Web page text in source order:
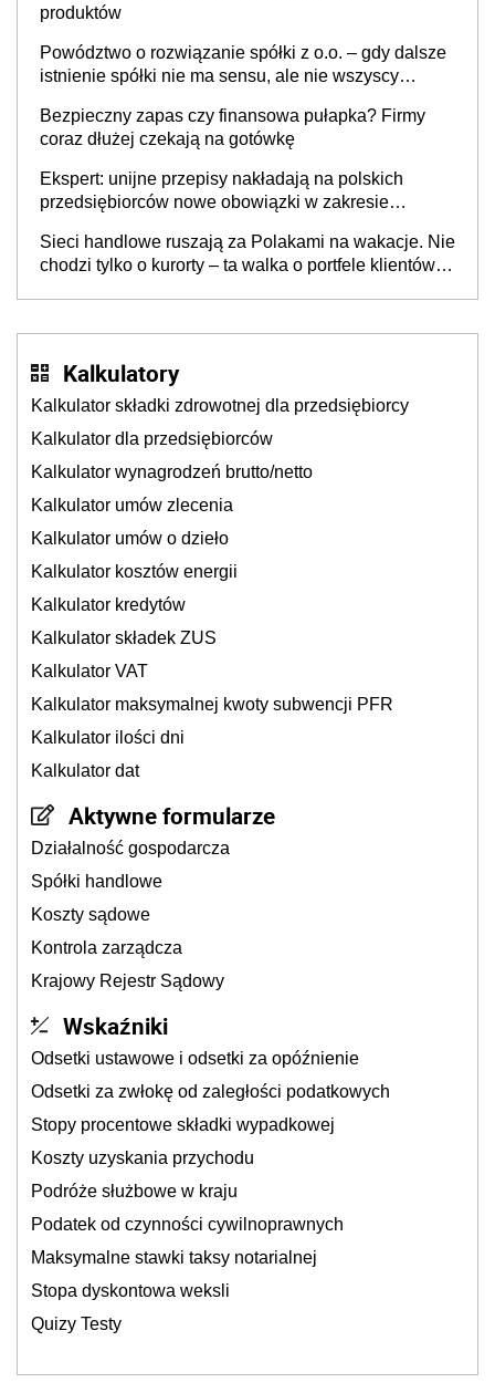
produktów
Powództwo o rozwiązanie spółki z o.o. – gdy dalsze
istnienie spółki nie ma sensu, ale nie wszyscy
Bezpieczny zapas czy finansowa pułapka? Firmy
coraz dłużej czekają na gotówkę
Ekspert: unijne przepisy nakładają na polskich
przedsiębiorców nowe obowiązki w zakresie
Sieci handlowe ruszają za Polakami na wakacje. Nie
chodzi tylko o kurorty – ta walka o portfele klientów
Kalkulatory
Kalkulator składki zdrowotnej dla przedsiębiorcy
Kalkulator dla przedsiębiorców
Kalkulator wynagrodzeń brutto/netto
Kalkulator umów zlecenia
Kalkulator umów o dzieło
Kalkulator kosztów energii
Kalkulator kredytów
Kalkulator składek ZUS
Kalkulator VAT
Kalkulator maksymalnej kwoty subwencji PFR
Kalkulator ilości dni
Kalkulator dat
Aktywne formularze
Działalność gospodarcza
Spółki handlowe
Koszty sądowe
Kontrola zarządcza
Krajowy Rejestr Sądowy
Wskaźniki
Odsetki ustawowe i odsetki za opóźnienie
Odsetki za zwłokę od zaległości podatkowych
Stopy procentowe składki wypadkowej
Koszty uzyskania przychodu
Podróże służbowe w kraju
Podatek od czynności cywilnoprawnych
Maksymalne stawki taksy notarialnej
Stopa dyskontowa weksli
Quizy Testy